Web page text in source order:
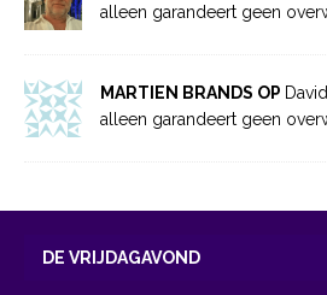
alleen garandeert geen
MARTIEN BRANDS OP
alleen garandeert geen
DE VRIJDAGAVOND